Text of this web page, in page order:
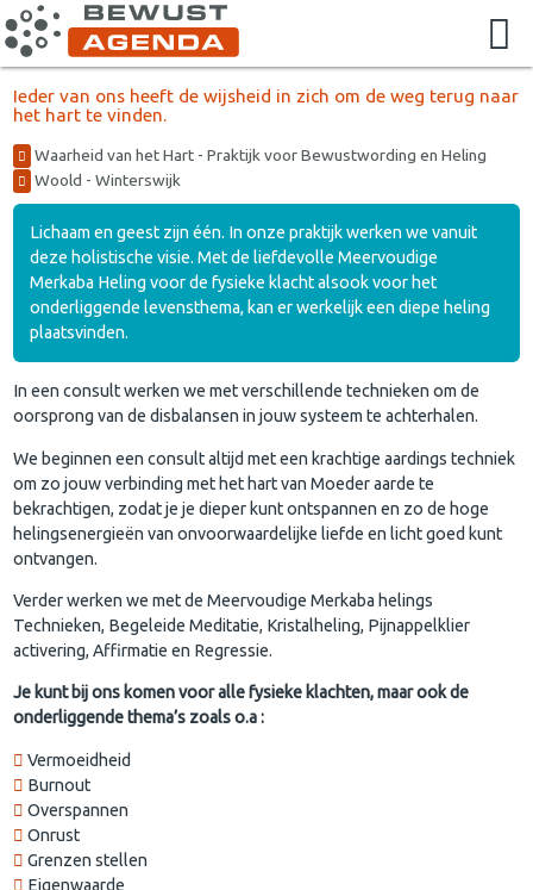
Ieder van ons heeft de wijsheid in zich om de weg terug naar
het hart te vinden.
Waarheid van het Hart - Praktijk voor Bewustwording en Heling
Woold - Winterswijk
Lichaam en geest zijn één. In onze praktijk werken we vanuit
deze holistische visie. Met de liefdevolle Meervoudige
Merkaba Heling voor de fysieke klacht alsook voor het
onderliggende levensthema, kan er werkelijk een diepe heling
plaatsvinden.
In een consult werken we met verschillende technieken om de
oorsprong van de disbalansen in jouw systeem te achterhalen.
We beginnen een consult altijd met een krachtige aardings techniek
om zo jouw verbinding met het hart van Moeder aarde te
bekrachtigen, zodat je je dieper kunt ontspannen en zo de hoge
helingsenergieën van onvoorwaardelijke liefde en licht goed kunt
ontvangen.
Verder werken we met de Meervoudige Merkaba helings
Technieken, Begeleide Meditatie, Kristalheling, Pijnappelklier
activering, Affirmatie en Regressie.
Je kunt bij ons komen voor alle fysieke klachten, maar ook de
onderliggende thema’s zoals o.a :
Vermoeidheid
Burnout
Overspannen
Onrust
Grenzen stellen
Eigenwaarde